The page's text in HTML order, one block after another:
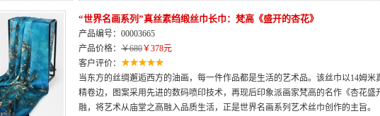
“世界名画系列”真丝素绉缎丝巾长巾：梵高《盛开的杏花》
产品编号：00003665
产品价格： ￥680￥378元
客户评价：
当东方的丝绸邂逅西方的油画，每一件作品都是生活的艺术品。该丝巾以14姆
精卷边，图案采用先进的数码喷印技术，再现后印象派画家梵高的名作《杏花盛
融，将艺术从庙堂之高融入品质生活，正是世界名画系列艺术丝巾创作的主旨。